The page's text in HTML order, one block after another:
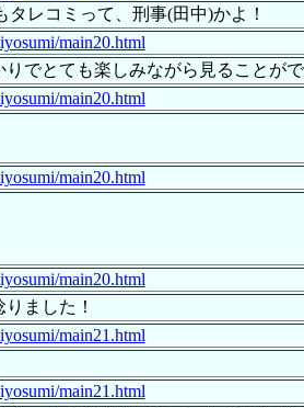
レコミって、刑事(田中)かよ！
main20.html
でとても楽しみながら見ることが
main20.html
main20.html
main20.html
ました！
main21.html
main21.html